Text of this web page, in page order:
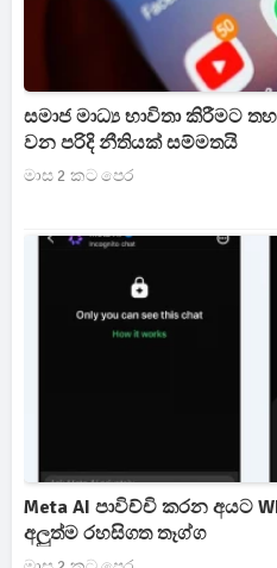
සමාජ මාධ්‍ය භාවිතා කිරීමට
වන පරිදි නීතියක් සම්මතයි
මාස 2 කට පෙර
Meta AI පාවිච්චි කරන අයට
අලුත්ම රහසිගත තෑග්ග